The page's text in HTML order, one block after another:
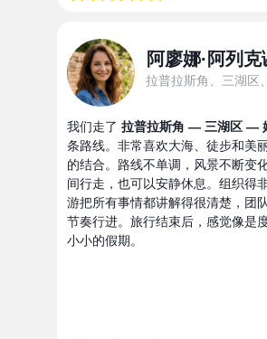
阿廖娜·阿列
拉普拉斯角、三湖区
我们走了 拉普拉斯角 — 三湖区 —
条路线。非常喜欢大海、徒步和美
的结合。路线不单调，风景不断变
间行走，也可以安静休息。组织得
游把所有事情都讲解得很清楚，团
节奏行进。旅行结束后，感觉像是
小小的假期。